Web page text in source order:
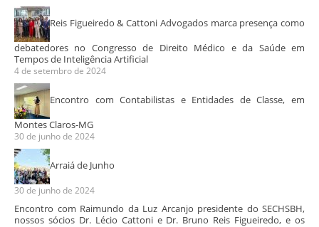
Reis Figueiredo & Cattoni Advogados marca presença como
debatedores no Congresso de Direito Médico e da Saúde em
Tempos de Inteligência Artificial
4 de setembro de 2024
Encontro com Contabilistas e Entidades de Classe, em
Montes Claros-MG
30 de junho de 2024
Arraiá de Junho
30 de junho de 2024
Encontro com Raimundo da Luz Arcanjo presidente do SECHSBH,
nossos sócios Dr. Lécio Cattoni e Dr. Bruno Reis Figueiredo, e os